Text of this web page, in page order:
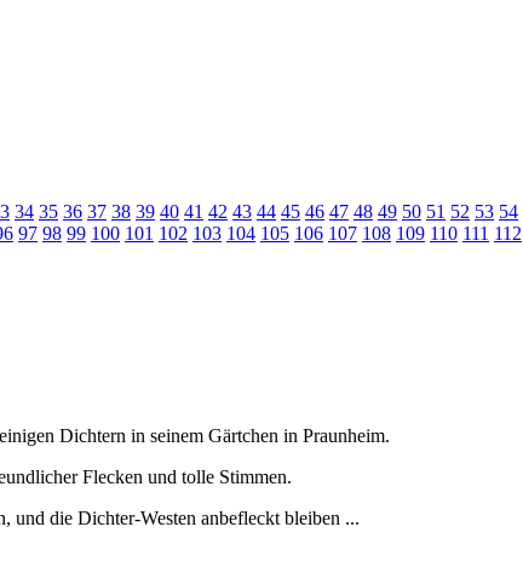
34 35 36 37 38 39 40 41 42 43 44 45 46 47 48 49 50 51 52 53 54
97 98 99 100 101 102 103 104 105 106 107 108 109 110 111 112
Dichtern in seinem Gärtchen in Praunheim.
Flecken und tolle Stimmen.
und die Dichter-Westen anbefleckt bleiben ...